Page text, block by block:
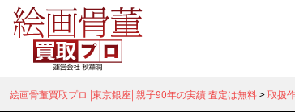
絵画骨董買取プロ |東京銀座| 親子90年の実績 査定は無料>取扱